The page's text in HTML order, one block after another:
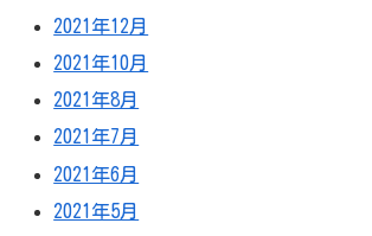
2021年12月
2021年10月
2021年8月
2021年7月
2021年6月
2021年5月